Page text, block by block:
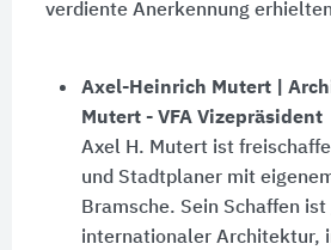
verdiente Anerkennung
Axel-Heinrich Mutert |
Mutert - VFA Vizepräsident
Axel H. Mutert ist
und Stadtplaner mit
Bramsche. Sein Schaffen
internationaler Architektur,